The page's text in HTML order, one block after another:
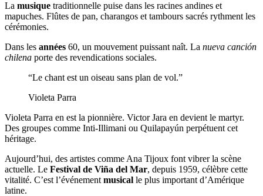
La musique traditionnelle puise dans les racines andines et
mapuches. Flûtes de pan, charangos et tambours sacrés rythment les
cérémonies.
Dans les années 60, un mouvement puissant naît. La nueva canción
chilena porte des revendications sociales.
“Le chant est un oiseau sans plan de vol.”
Violeta Parra
Violeta Parra en est la pionnière. Victor Jara en devient le martyr.
Des groupes comme Inti-Illimani ou Quilapayún perpétuent cet
héritage.
Aujourd’hui, des artistes comme Ana Tijoux font vibrer la scène
actuelle. Le Festival de Viña del Mar, depuis 1959, célèbre cette
vitalité. C’est l’événement musical le plus important d’Amérique
latine.